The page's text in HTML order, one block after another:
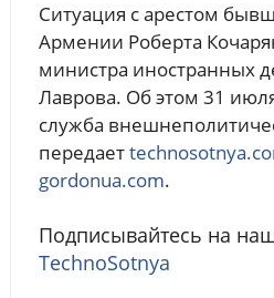
Ситуация с арестом
Армении Роберта
министра иностранных
Лаврова. Об этом 31
служба
передает
gordonua.com.
Подписывайтесь на
TechnoSotnya